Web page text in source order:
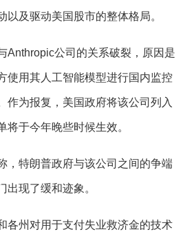
以及驱动美国股市的整体格局。
Anthropic公司的关系破裂，原因是
使用其人工智能模型进行国内监控
作为报复，美国政府将该公司列入
将于今年晚些时候生效。
，特朗普政府与该公司之间的争端
出现了缓和迹象。
各州对用于支付失业救济金的技术